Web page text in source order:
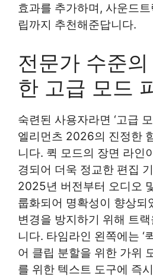
효과를 추가하며, 사운드
립까지 추천해준답니다.
전문가 수준
한 고급 모드
숙련된 사용자라면 ‘고급
엘리먼츠 2026의 진정한
니다. 퀵 모드의 장면 라인
경되어 더욱 정교한 편집
2025년 버전부터 오디오
룹화되어 명확성이 향상되
변경을 방지하기 위해 트
니다. 타임라인 왼쪽에는 ‘
어 클립 분할을 위한 가위
를 위한 텍스트 도구에 즉